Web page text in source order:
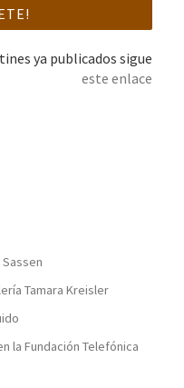
ya publicados sigue
este enlace
Tamara Kreisler
la Fundación Telefónica